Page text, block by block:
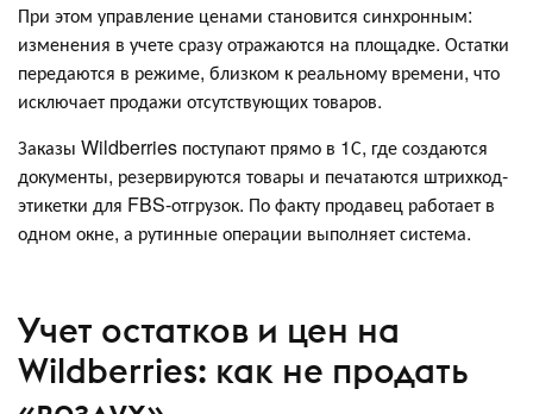
При этом управление ценами становится синхронным:
изменения в учете сразу отражаются на площадке. Остатки
передаются в режиме, близком к реальному времени, что
исключает продажи отсутствующих товаров.
Заказы Wildberries поступают прямо в 1С, где создаются
документы, резервируются товары и печатаются штрихкод-
этикетки для FBS-отгрузок. По факту продавец работает в
одном окне, а рутинные операции выполняет система.
Учет остатков и цен на
Wildberries: как не продать